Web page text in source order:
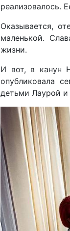
реализовалось.
Оказывается,
маленькой.
жизни.
И вот, в канун
опубликовала
детьми Лаурой и